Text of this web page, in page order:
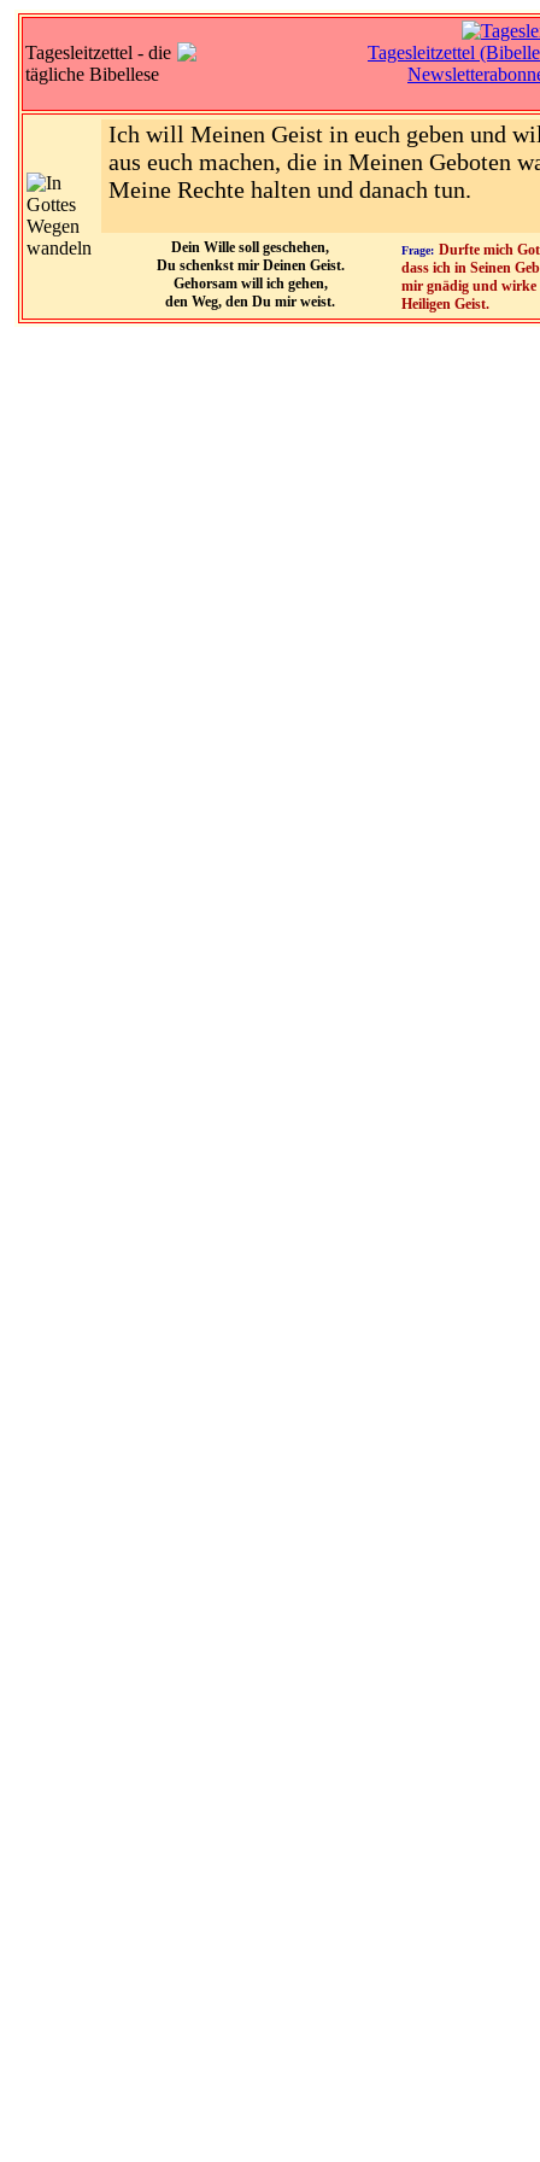
Tagesleitzettel - die
tägliche Bibellese
Ich will Meinen Geist in euch geben und
aus euch machen, die in Meinen Geboten
Meine Rechte halten und danach tun.
Dein Wille soll geschehen,
Du schenkst mir Deinen Geist.
Gehorsam will ich gehen,
den Weg, den Du mir weist.
Frage: Durfte mich
dass ich in Seinen
mir gnädig und wirke
Heiligen Geist.